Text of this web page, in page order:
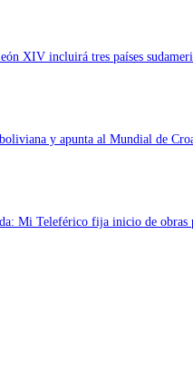
XIV incluirá tres países
y apunta al Mundial de
Mi Teleférico fija inicio de obras